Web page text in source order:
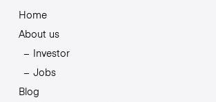
Home
About us
Investor
Jobs
Blog